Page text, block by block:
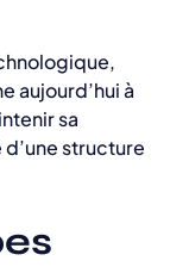
aujourd’hui à
sa
structure